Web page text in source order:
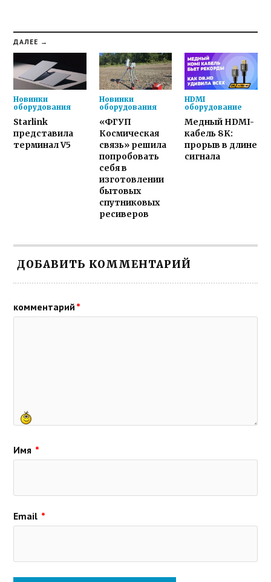
ДАЛЕЕ →
Новинки
оборудования
Starlink
представила
терминал V5
Новинки
оборудования
«ФГУП
Космическая
связь» решила
попробовать
себя в
изготовлении
бытовых
спутниковых
ресиверов
HDMI
оборудование
Медный HDMI-
кабель 8K:
прорыв в длине
сигнала
ДОБАВИТЬ КОММЕНТАРИЙ
комментарий *
Имя *
Email *